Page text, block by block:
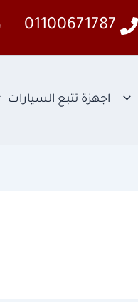
01100671787
اجهزة تتبع السيارات